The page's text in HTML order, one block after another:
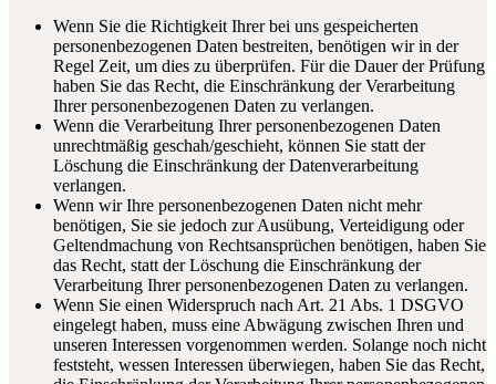
Wenn Sie die Richtigkeit Ihrer bei uns gespeicherten
personenbezogenen Daten bestreiten, benötigen wir in der
Regel Zeit, um dies zu überprüfen. Für die Dauer der Prüfung
haben Sie das Recht, die Einschränkung der Verarbeitung
Ihrer personenbezogenen Daten zu verlangen.
Wenn die Verarbeitung Ihrer personenbezogenen Daten
unrechtmäßig geschah/geschieht, können Sie statt der
Löschung die Einschränkung der Datenverarbeitung
verlangen.
Wenn wir Ihre personenbezogenen Daten nicht mehr
benötigen, Sie sie jedoch zur Ausübung, Verteidigung oder
Geltendmachung von Rechtsansprüchen benötigen, haben Sie
das Recht, statt der Löschung die Einschränkung der
Verarbeitung Ihrer personenbezogenen Daten zu verlangen.
Wenn Sie einen Widerspruch nach Art. 21 Abs. 1 DSGVO
eingelegt haben, muss eine Abwägung zwischen Ihren und
unseren Interessen vorgenommen werden. Solange noch nicht
feststeht, wessen Interessen überwiegen, haben Sie das Recht,